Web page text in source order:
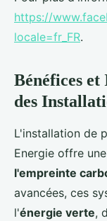
https://
locale=fr_FR.
Bénéfices
des
L'installation de
Energie offre une
l'empreinte
avancées, ces
l'énergie verte,